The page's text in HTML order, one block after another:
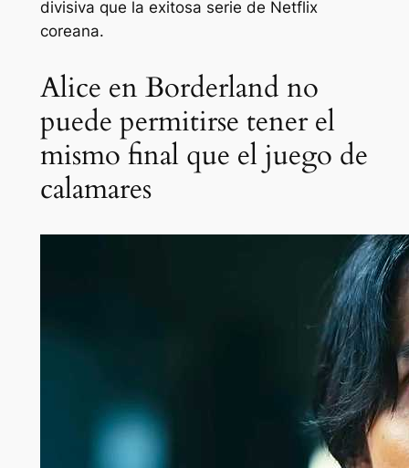
divisiva que la exitosa serie de Netflix
coreana.
Alice en Borderland no
puede permitirse tener el
mismo final que el juego de
calamares